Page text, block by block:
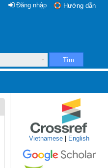
Hướng dẫn
Đăng nhập
Tìm
Vietnamese English